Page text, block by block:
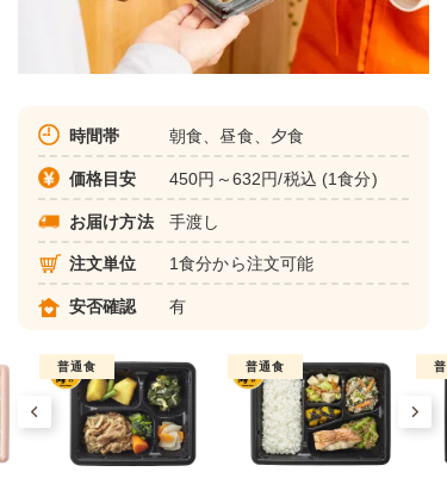
時間帯 朝食、昼食、夕食
価格目安 450円～632円/税込 (1食分)
お届け方法 手渡し
注文単位 1食分から注文可能
安否確認 有
普通食 普通食